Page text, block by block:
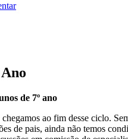
de 7º ano
ao fim desse ciclo.
de pais, ainda não temos